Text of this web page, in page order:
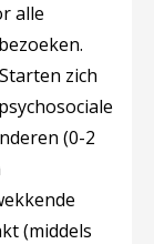
alle
zich
(0-2
(middels